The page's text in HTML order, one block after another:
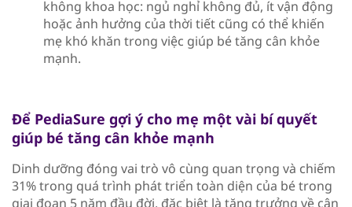
không khoa học: ngủ nghỉ không đủ, ít vận động
hoặc ảnh hưởng của thời tiết cũng có thể khiến
mẹ khó khăn trong việc giúp bé tăng cân khỏe
mạnh.
Để PediaSure gợi ý cho mẹ một vài bí quyết
giúp bé tăng cân khỏe mạnh
Dinh dưỡng đóng vai trò vô cùng quan trọng và chiếm
31% trong quá trình phát triển toàn diện của bé trong
giai đoạn 5 năm đầu đời, đặc biệt là tăng trưởng về cân